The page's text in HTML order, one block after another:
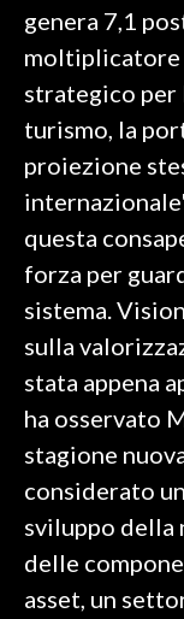
#CARAUNIONE
3 MINUTI CON
INFO AZIENDE
ABBONATI
ANNUNCI
NECROLOGI
PUBBLICITÀ
SPIAGGE
STORE
genera 7,1
moltiplicatore
strategico per
turismo, la
proiezione
questa
forza per
sistema.
sulla
stata appena
ha osservato
stagione
considerato
sviluppo della
delle
asset, un